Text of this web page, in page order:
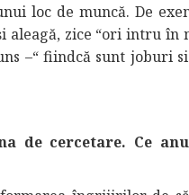
loc de muncă. De
aleagă, zice “ori intru în
–“ fiindcă sunt joburi
de cercetare. Ce